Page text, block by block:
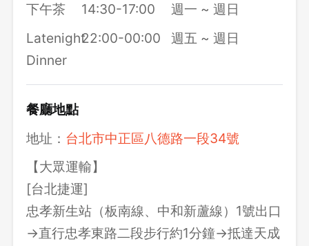
下午茶
14:30-17:00
週一 ~ 週日
Latenight
Dinner
22:00-00:00 週五 ~ 週日
餐廳地點
地址： 台北市中正區八德路一段34號
【大眾運輸】
[台北捷運]
忠孝新生站（板南線、中和新蘆線）1號出口
→直行忠孝東路二段步行約1分鐘→抵達天成